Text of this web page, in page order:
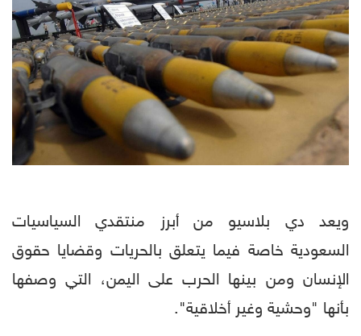
ويعد دي بلاسيو من أبرز منتقدي السياسيات
السعودية خاصة فيما يتعلق بالحريات وقضايا حقوق
الإنسان ومن بينها الحرب على اليمن، التي وصفها
بأنها "وحشية وغير أخلاقية".